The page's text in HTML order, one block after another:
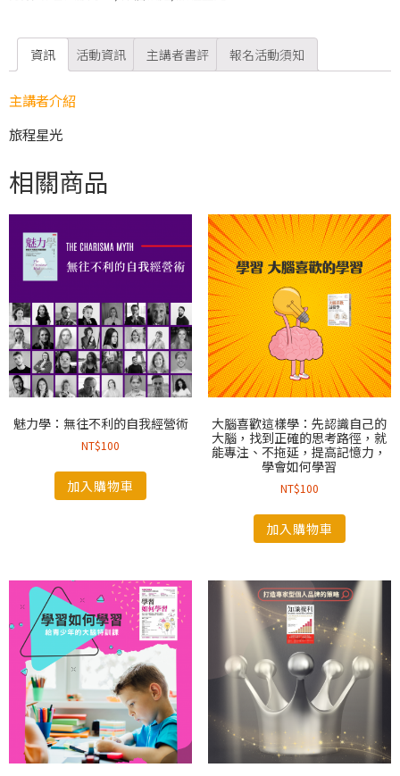
資訊 活動資訊 主講者書評 報名活動須知
主講者介紹
旅程星光
相關商品
魅力學：無往不利的自我經營術
NT$100
加入購物車
大腦喜歡這樣學：先認識自己的
大腦，找到正確的思考路徑，就
能專注、不拖延，提高記憶力，
學會如何學習
NT$100
加入購物車